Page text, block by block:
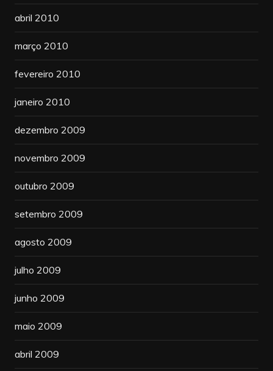
abril 2010
março 2010
fevereiro 2010
janeiro 2010
dezembro 2009
novembro 2009
outubro 2009
setembro 2009
agosto 2009
julho 2009
junho 2009
maio 2009
abril 2009